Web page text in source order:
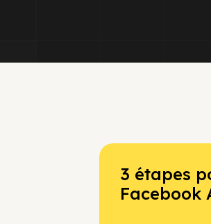
3 étapes
Facebook